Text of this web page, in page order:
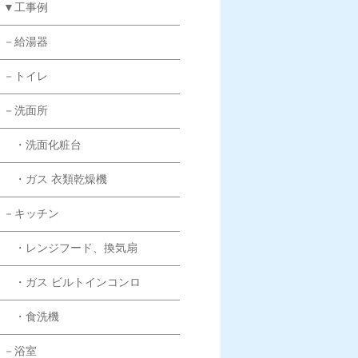
▼工事例
－給湯器
－トイレ
－洗面所
・洗面化粧台
・ガス 衣類乾燥機
－キッチン
・レンジフード、換気扇
・ガス ビルトインコンロ
・食洗機
－浴室